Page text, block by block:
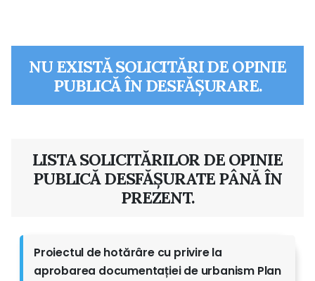
NU EXISTĂ SOLICITĂRI DE OPINIE
PUBLICĂ ÎN DESFĂȘURARE.
LISTA SOLICITĂRILOR DE OPINIE
PUBLICĂ DESFĂȘURATE PÂNĂ ÎN
PREZENT.
Proiectul de hotărâre cu privire la
aprobarea documentației de urbanism Plan